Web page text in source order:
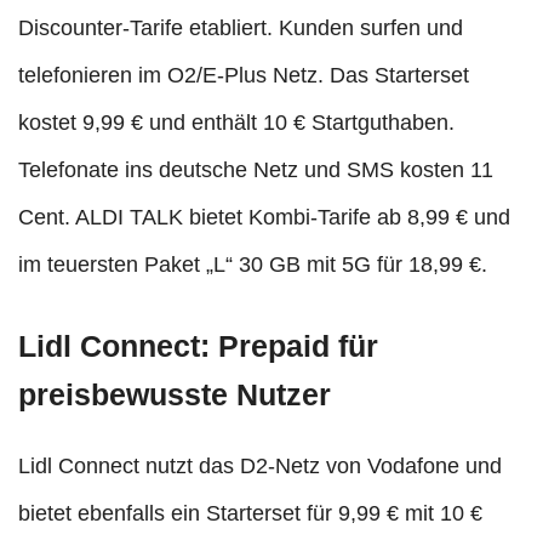
Discounter-Tarife etabliert. Kunden surfen und
telefonieren im O2/E-Plus Netz. Das Starterset
kostet 9,99 € und enthält 10 € Startguthaben.
Telefonate ins deutsche Netz und SMS kosten 11
Cent. ALDI TALK bietet Kombi-Tarife ab 8,99 € und
im teuersten Paket „L“ 30 GB mit 5G für 18,99 €.
Lidl Connect: Prepaid für
preisbewusste Nutzer
Lidl Connect nutzt das D2-Netz von Vodafone und
bietet ebenfalls ein Starterset für 9,99 € mit 10 €